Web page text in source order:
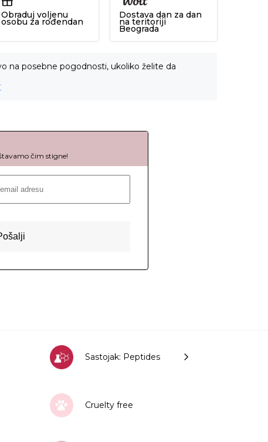
Obraduj voljenu
osobu za rođendan
Dostava dan za dan
na teritoriji
Beograda
na posebne pogodnosti, ukoliko želite da
Sastojak: Peptides
Cruelty free